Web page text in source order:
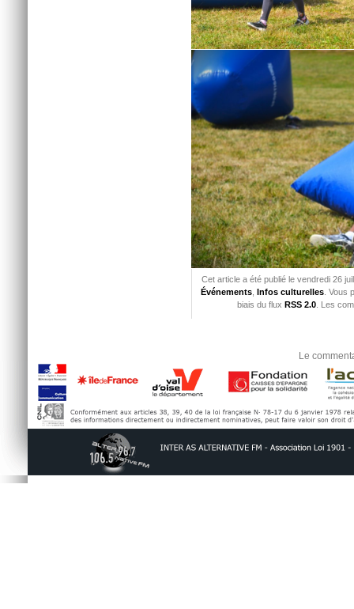
Cet article a été publié le vendredi 26
Événements Infos culturelles .
biais du flux RSS 2.0. Les
Le